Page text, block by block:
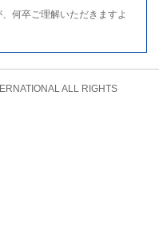
何卒ご理解いただきますよ